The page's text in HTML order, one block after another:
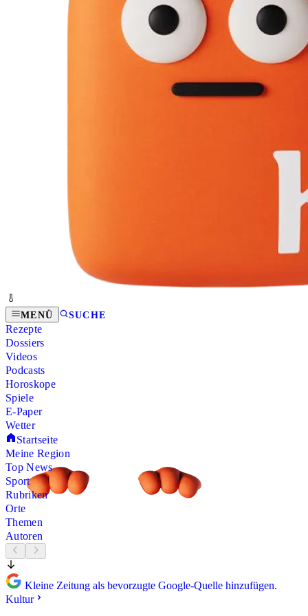
MENÜ SUCHE
Rezepte
Dossiers
Videos
Podcasts
Horoskope
Spiele
E-Paper
Wetter
Startseite
Meine Region
Top News
Sport
Rubriken
Orte
Themen
Autoren
Kleine Zeitung als bevorzugte Google-Quelle hinzufügen.
Kultur